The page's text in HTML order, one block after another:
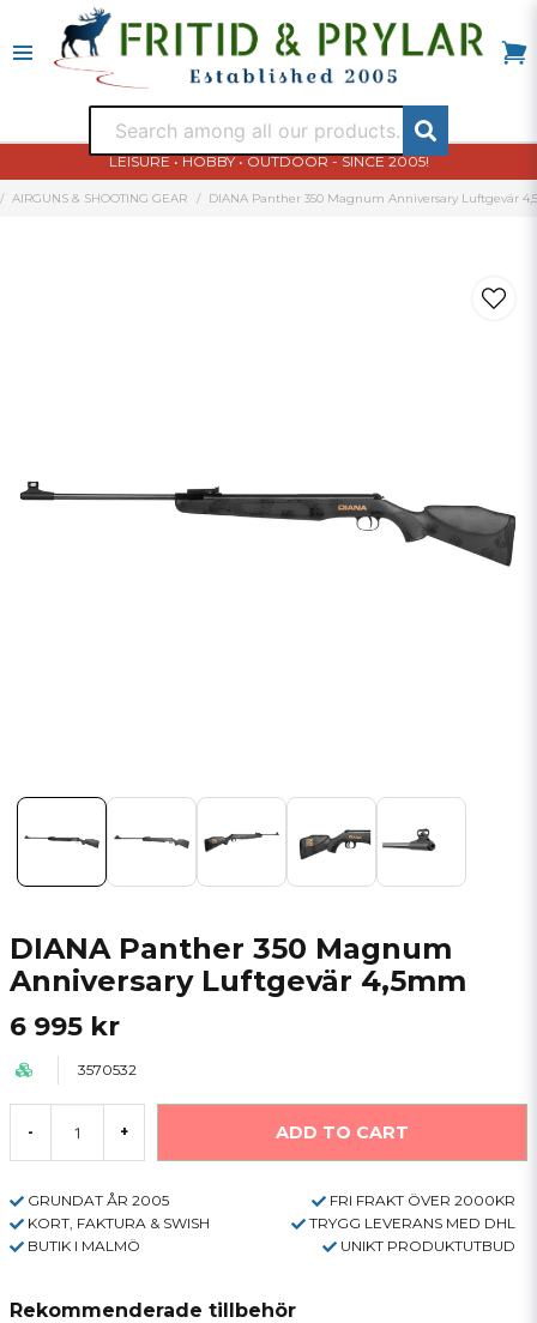
LEISURE • HOBBY • OUTDOOR - SINCE 2005!
AIRGUNS & SHOOTING GEAR DIANA Panther 350 Magnum Anniversary Luftgevär
DIANA Panther 350 Magnum
Anniversary Luftgevär 4,5mm
6 995 kr
3570532
- + ADD TO CART
GRUNDAT ÅR 2005
FRI FRAKT ÖVER 2000KR
KORT, FAKTURA & SWISH
TRYGG LEVERANS MED DHL
BUTIK I MALMÖ
UNIKT PRODUKTUTBUD
Rekommenderade tillbehör